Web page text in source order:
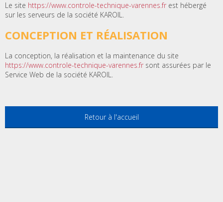
Le site https://www.controle-technique-varennes.fr est hébergé
sur les serveurs de la société KAROIL.
CONCEPTION ET RÉALISATION
La conception, la réalisation et la maintenance du site
https://www.controle-technique-varennes.fr sont assurées par le
Service Web de la société KAROIL.
Retour à l'accueil